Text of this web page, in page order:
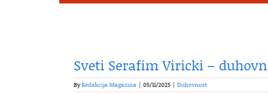
Sveti Serafim Viricki –
ByRedakcija Magazina | 05/11/2025 | Duhovnost